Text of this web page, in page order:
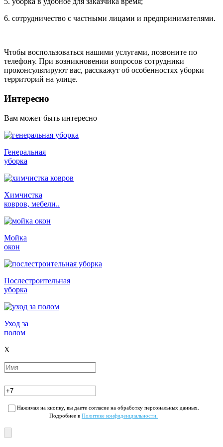
6. сотрудничество с частными лицами и предпринимателями.
Чтобы воспользоваться нашими услугами, позвоните по
телефону. При возникновении вопросов сотрудники
проконсультируют вас, расскажут об особенностях уборки
территорий на улице.
Интересно
Вам может быть интересно
Генеральная
уборка
Химчистка
ковров, мебели..
Мойка
окон
Послестроительная
уборка
Уход за
полом
X
Нажимая на кнопку, вы даете согласие на обработку персональных данных.
Подробнее в Политике конфиденциальности.